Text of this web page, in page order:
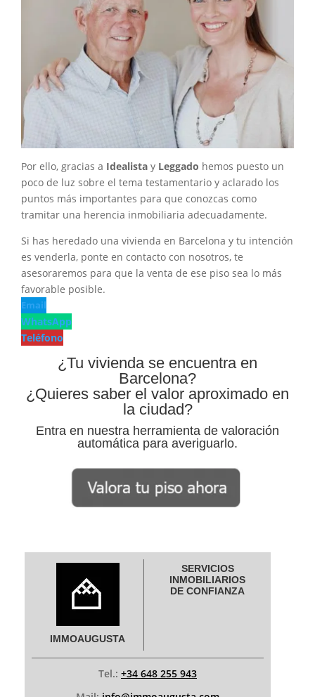
Por ello, gracias a Idealista y Leggado hemos puesto un
poco de luz sobre el tema testamentario y aclarado los
puntos más importantes para que conozcas como
tramitar una herencia inmobiliaria adecuadamente.
Si has heredado una vivienda en Barcelona y tu intención
es venderla, ponte en contacto con nosotros, te
asesoraremos para que la venta de ese piso sea lo más
favorable posible.
Email
WhatsApp
Teléfono
¿Tu vivienda se encuentra en
Barcelona?
¿Quieres saber el valor aproximado en
la ciudad?
Entra en nuestra herramienta de valoración
automática para averiguarlo.
IMMOAUGUSTA
SERVICIOS
INMOBILIARIOS
DE CONFIANZA
Tel.: +34 648 255 943